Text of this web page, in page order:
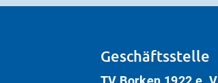
Geschäftsstelle